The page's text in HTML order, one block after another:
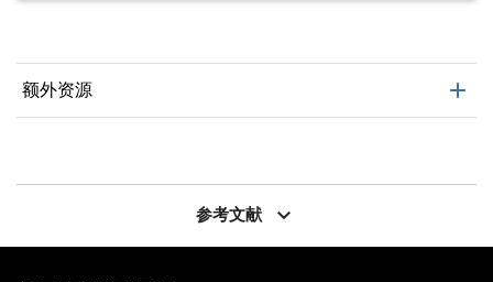
额外资源 add
参考文献 keyboard_arrow_down